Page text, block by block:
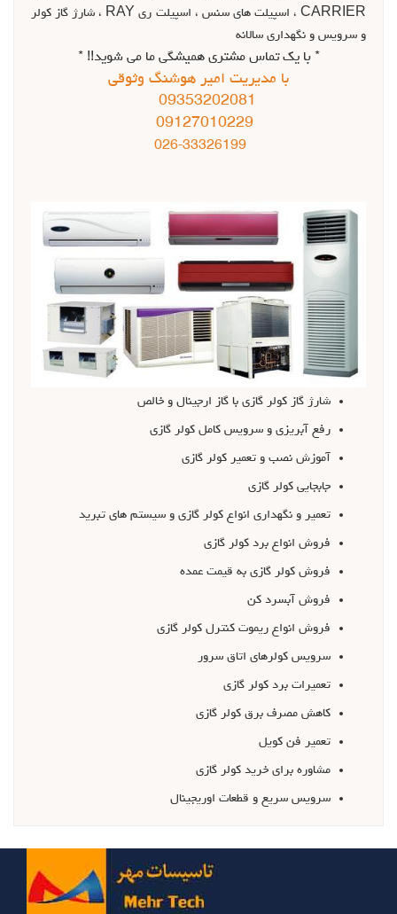
شارژ گاز کولر گازي با گاز ارجينال و خالص
رفع آبريزي و سرويس کامل کولر گازي
آموزش نصب و تعمير کولر گازي
جابجايي کولر گازي
تعمير و نگهداري انواع کولر گازي و سيستم هاي تبريد
فروش انواع برد کولر گازي
فروش کولر گازي به قيمت عمده
فروش آبسرد کن
فروش انواع ريموت کنترل کولر گازي
سرويس کولرهاي اتاق سرور
تعميرات برد کولر گازي
کاهش مصرف برق کولر گازي
تعمير فن کويل
مشاوره براي خريد کولر گازي
سرويس سريع و قطعات اوريجينال
* با یک تماس مشتری همیشگی ما می شوید!! *
با مديريت امير هوشنگ وثوقي
09353202081
09127010229
026-33326199
CARRIER ، اسپيلت هاي سنس ، اسپيلت ري RAY ، شارژ گاز کولر
و سرويس و نگهداري سالانه